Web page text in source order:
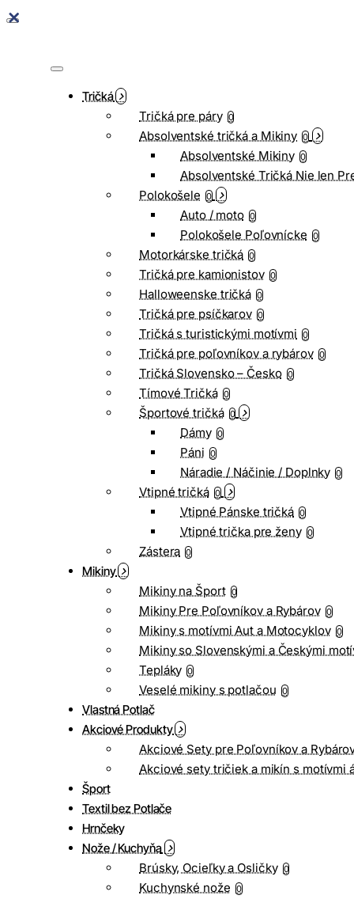
Tričká
Tričká pre páry 0
Absolventské tričká a Mikiny 0
Absolventské Mikiny 0
Absolventské Tričká Nie len
Polokošele 0
Auto / moto 0
Polokošele Poľovnícke 0
Motorkárske tričká 0
Tričká pre kamionistov 0
Halloweenske tričká 0
Tričká pre psíčkarov 0
Tričká s turistickými motívmi 0
Tričká pre poľovníkov a rybárov 0
Tričká Slovensko – Česko 0
Tímové Tričká 0
Športové tričká 0
Dámy 0
Páni 0
Náradie / Náčinie / Doplnky 0
Vtipné tričká 0
Vtipné Pánske tričká 0
Vtipné trička pre ženy 0
Zástera 0
Mikiny
Mikiny na Šport 0
Mikiny Pre Poľovníkov a Rybárov 0
Mikiny s motívmi Aut a Motocyklov 0
Mikiny so Slovenskými a Českými
Tepláky 0
Veselé mikiny s potlačou 0
Vlastná Potlač
Akciové Produkty
Akciové Sety pre Poľovníkov a
Akciové sety tričiek a mikín s motívmi
Šport
Textil bez Potlače
Hrnčeky
Nože / Kuchyňa
Brúsky, Ocieľky a Osličky 0
Kuchynské nože 0